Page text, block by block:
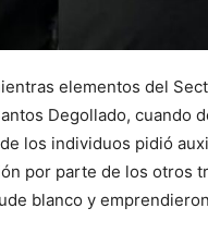
elementos del
Degollado, cuando
los individuos pidió
por parte de los otros
blanco y